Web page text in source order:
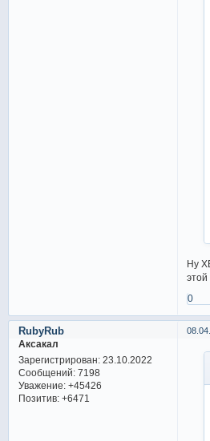
Ну
0
RubyRub
Аксакал
Зарегистрирован: 23.10.2022
Сообщений:7198
Уважение: +45426
Позитив: +6471